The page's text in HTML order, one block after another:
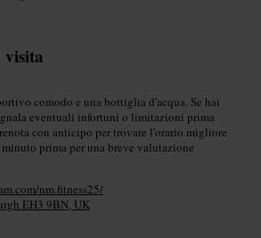
comodo e una bottiglia d'acqua. Se hai
eventuali infortuni o limitazioni prima
con anticipo per trovare l'orario migliore
prima per una breve valutazione
nm.fitness25/
EH3 9BN, UK